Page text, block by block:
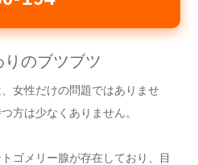
のブツブツ
女性だけの問題ではありませ
方は少なくありません。
ゴメリー腺が存在しており、目